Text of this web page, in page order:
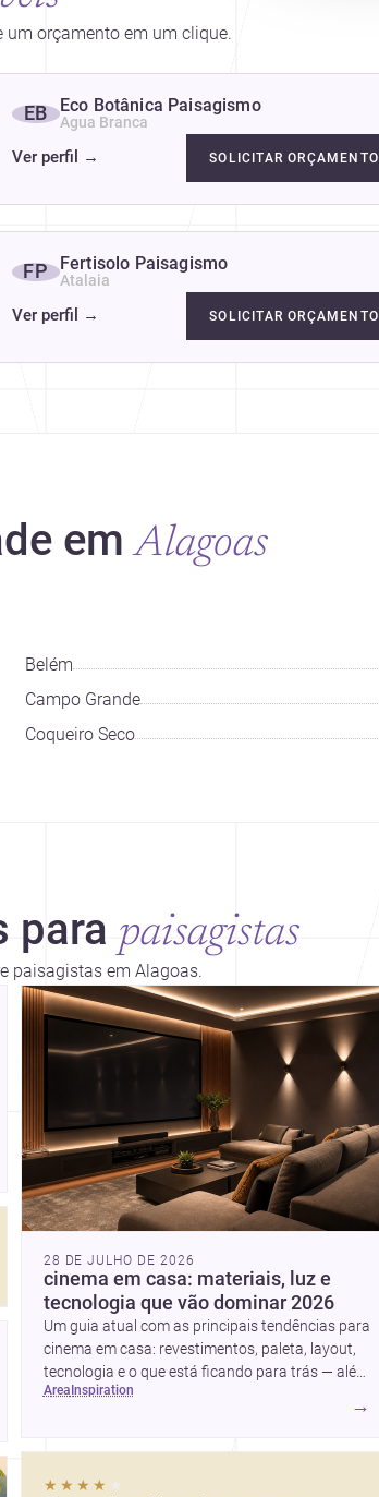
orçamento em um clique.
EB Eco Botânica Paisagismo
Agua Branca
Ver perfil → SOLICITAR ORÇAMENTO
FP Fertisolo Paisagismo
Atalaia
Ver perfil → SOLICITAR ORÇAMENTO
em Alagoas
Belém
Campo Grande
Coqueiro Seco
para paisagistas
paisagistas em Alagoas.
28 DE JULHO DE 2026
cinema em casa: materiais, luz e
tecnologia que vão dominar 2026
Um guia atual com as principais tendências para
cinema em casa: revestimentos, paleta, layout,
tecnologia e o que está ficando para trás — além
de ideias simples para atualizar sem reforma
area inspiration
→
★★★★ ★